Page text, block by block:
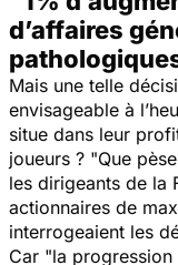
d’affaires
Mais une telle
envisageable à
situe dans leur
joueurs ? "Que
les dirigeants de la
actionnaires de
interrogeaient les
Car "la progression